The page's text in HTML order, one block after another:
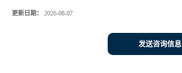
更新日期： 2026-08-07
发送咨询信息